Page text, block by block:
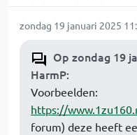
zondag 19 januari 2025
Op zondag 19
HarmP:
Voorbeelden:
https://
forum) deze heeft